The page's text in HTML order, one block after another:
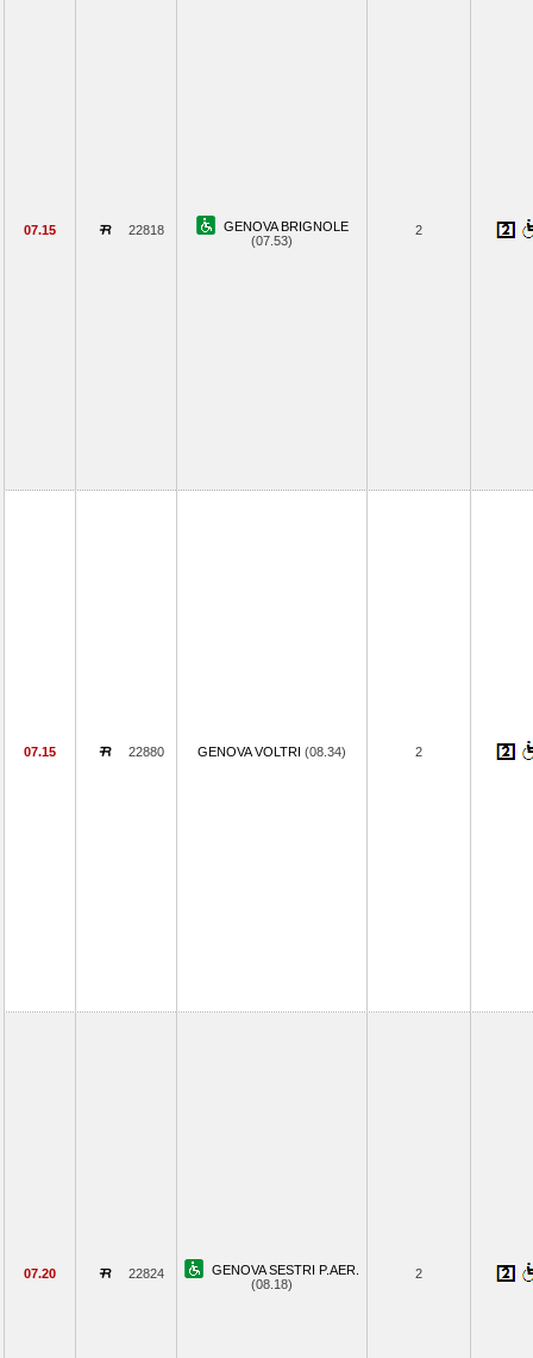
07.15 22818
GENOVA BRIGNOLE
(07.53)
2
07.15 22880 GENOVA VOLTRI (08.34) 2
07.20 22824
GENOVA SESTRI P.AER.
(08.18)
2